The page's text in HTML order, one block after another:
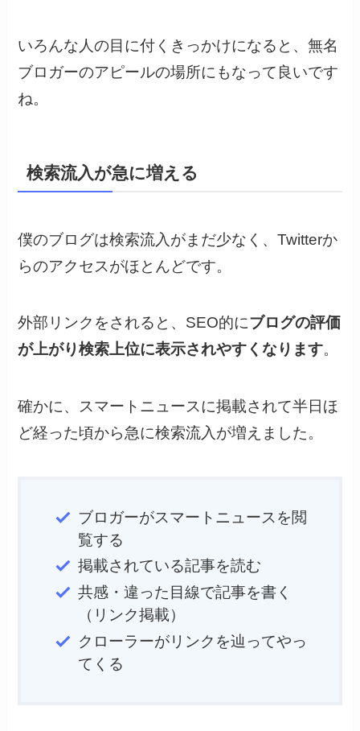
いろんな人の目に付くきっかけになると、無名
ブロガーのアピールの場所にもなって良いです
ね。
検索流入が急に増える
僕のブログは検索流入がまだ少なく、Twitterか
らのアクセスがほとんどです。
外部リンクをされると、SEO的にブログの評価
が上がり検索上位に表示されやすくなります。
確かに、スマートニュースに掲載されて半日ほ
ど経った頃から急に検索流入が増えました。
ブロガーがスマートニュースを閲
覧する
掲載されている記事を読む
共感・違った目線で記事を書く
（リンク掲載）
クローラーがリンクを辿ってやっ
てくる